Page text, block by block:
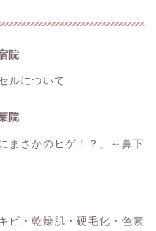
院
ルについて
院
まさかのヒゲ！？」～鼻下
ビ・乾燥肌・硬毛化・色素
■美容情報■
健康